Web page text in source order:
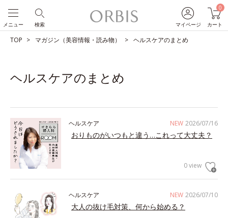
マイページ
0
カート
検索
メニュー
TOP マガジン（美容情報・読み物） ヘルスケアのまとめ
ヘルスケアのまとめ
NEW 2026/07/16
ヘルスケア
おりものがいつもと違う…これって大丈夫？
0 view
NEW 2026/07/10
ヘルスケア
大人の抜け毛対策、何から始める？